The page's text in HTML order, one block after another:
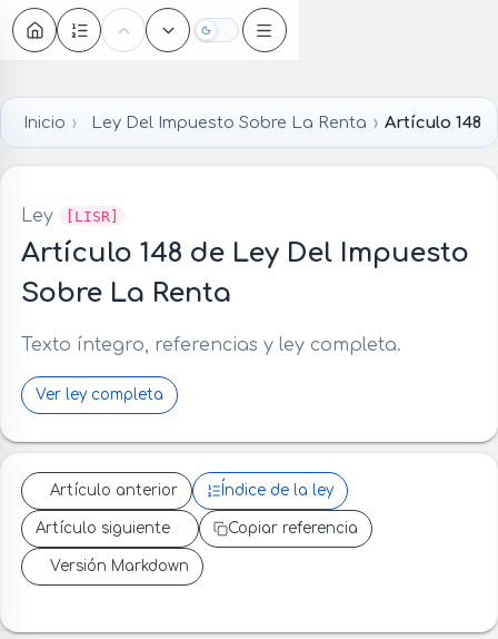
Oscuro
Inicio Ley Del Impuesto Sobre La Renta Artículo 148
Ley [LISR]
Artículo 148 de Ley Del Impuesto
Sobre La Renta
Texto íntegro, referencias y ley completa.
Ver ley completa
Artículo anterior Índice de la ley
Artículo siguiente Copiar referencia
Versión Markdown